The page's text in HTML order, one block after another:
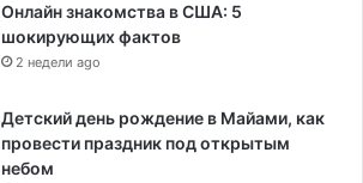
Онлайн знакомства в США: 5
шокирующих фактов
2 недели ago
Детский день рождение в Майами, как
провести праздник под открытым
небом